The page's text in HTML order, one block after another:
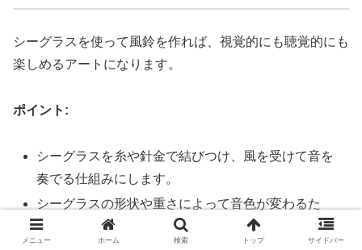
シーグラスを使って風鈴を作れば、視覚的にも聴覚的にも
楽しめるアートになります。
ポイント:
シーグラスを糸や針金で結びつけ、風を受けて音を
奏でる仕組みにします。
シーグラスの形状や重さによって音色が変わるた
め、個性的な仕上がりに。
メニュー ホーム 検索 トップ サイドバー